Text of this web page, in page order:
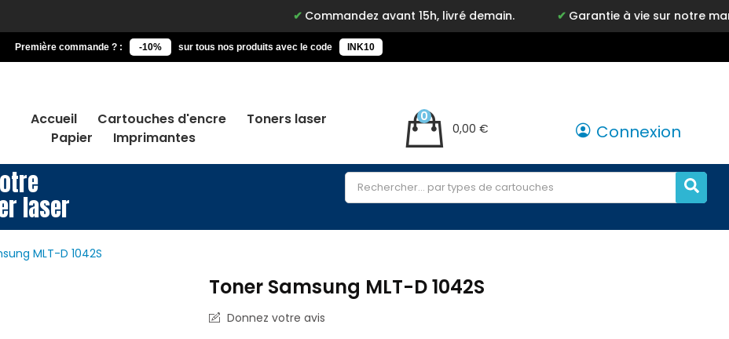
Commandez avant 15h, livré demain. Garantie à vie sur notre marque Inkyz
Première commande ? : -10% sur tous nos produits avec le code INK10
Accueil Cartouches d'encre
Toners laser
Papier
Imprimantes
0,00 €
0
Connexion
laser
MLT-D 1042S
Toner Samsung MLT-D 1042S
Donnez votre avis